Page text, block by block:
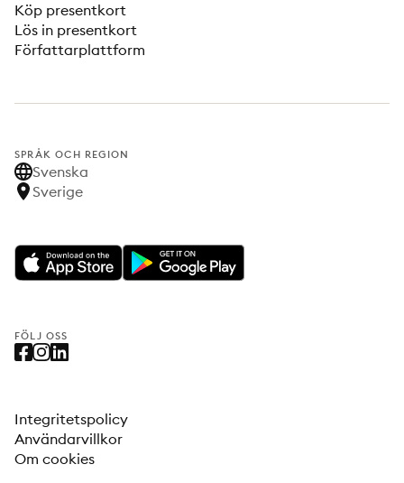
Köp presentkort
Lös in presentkort
Författarplattform
SPRÅK OCH REGION
Svenska
Sverige
FÖLJ OSS
Integritetspolicy
Användarvillkor
Om cookies